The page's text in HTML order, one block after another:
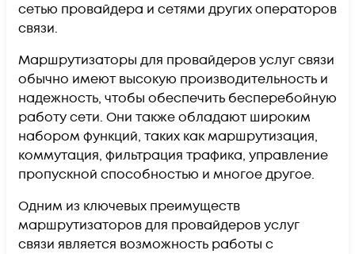
сетью провайдера и сетями других операторов
связи.
Маршрутизаторы для провайдеров услуг связи
обычно имеют высокую производительность и
надежность, чтобы обеспечить бесперебойную
работу сети. Они также обладают широким
набором функций, таких как маршрутизация,
коммутация, фильтрация трафика, управление
пропускной способностью и многое другое.
Одним из ключевых преимуществ
маршрутизаторов для провайдеров услуг
связи является возможность работы с